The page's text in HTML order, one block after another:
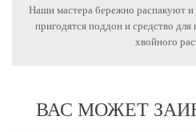
Наши мастера бережно распакуют и
пригодятся поддон и средство
хвойного
ВАС МОЖЕТ